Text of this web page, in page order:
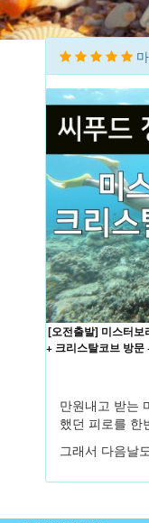
[오전출발] 미스터보
+ 크리스탈코브 방문
만원내고 받는
했던 피로를 한
그래서 다음날